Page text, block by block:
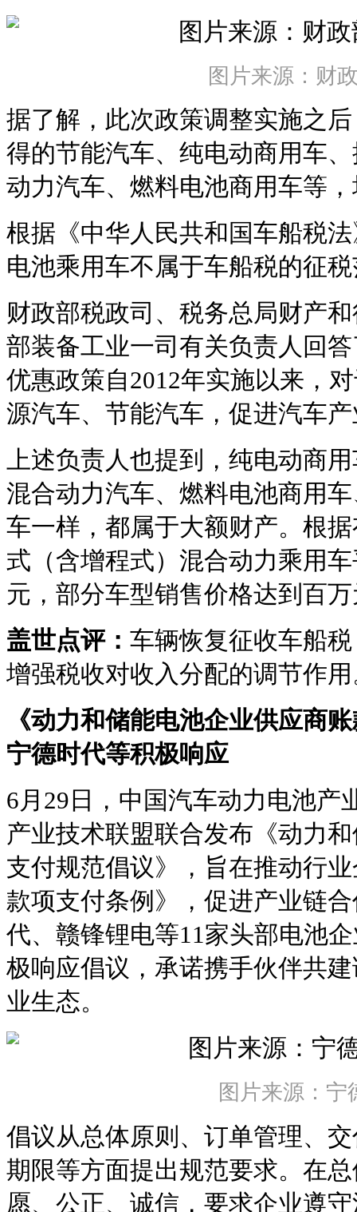
图片来源：财
据了解，此次政策调整实施之
得的节能汽车、纯电动商用车
动力汽车、燃料电池商用车等
根据《中华人民共和国车船税
电池乘用车不属于车船税的征
财政部税政司、税务总局财产
部装备工业一司有关负责人回
优惠政策自2012年实施以来，
源汽车、节能汽车，促进汽车
上述负责人也提到，纯电动商
混合动力汽车、燃料电池商用
车一样，都属于大额财产。根
式（含增程式）混合动力乘用
元，部分车型销售价格达到百
盖世点评： 车辆恢复征收车船
增强税收对收入分配的调节作
《动力和储能电池企业供应商
宁德时代等积极响应
6月29日，中国汽车动力电池产
产业技术联盟联合发布《动力
支付规范倡议》，旨在推动行
款项支付条例》，促进产业链
代、赣锋锂电等11家头部电池
极响应倡议，承诺携手伙伴共
业生态。
图片来源：宁
倡议从总体原则、订单管理、
期限等方面提出规范要求。在
愿、公正、诚信，要求企业遵